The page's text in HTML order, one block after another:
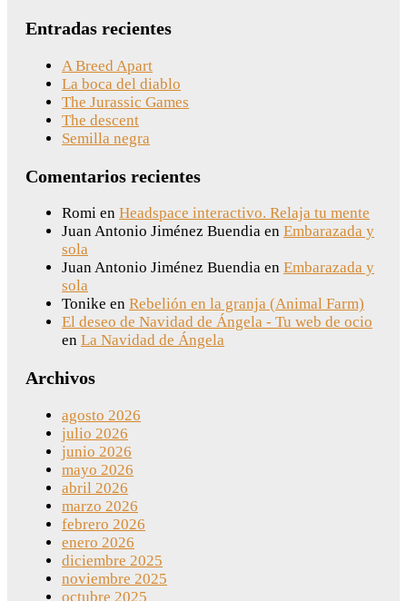
Entradas recientes
A Breed Apart
La boca del diablo
The Jurassic Games
The descent
Semilla negra
Comentarios recientes
Romi en Headspace interactivo. Relaja tu mente
Juan Antonio Jiménez Buendia en Embarazada y
sola
Juan Antonio Jiménez Buendia en Embarazada y
sola
Tonike en Rebelión en la granja (Animal Farm)
El deseo de Navidad de Ángela - Tu web de ocio
en La Navidad de Ángela
Archivos
agosto 2026
julio 2026
junio 2026
mayo 2026
abril 2026
marzo 2026
febrero 2026
enero 2026
diciembre 2025
noviembre 2025
octubre 2025